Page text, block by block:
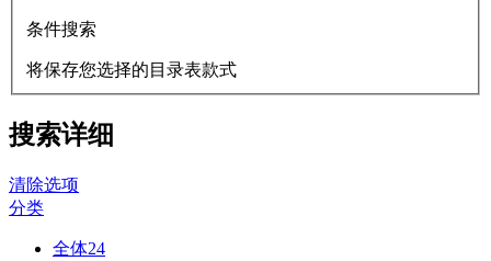
条件搜索
将保存您选择的目录表款式
搜索详细
清除选项
分类
全体24